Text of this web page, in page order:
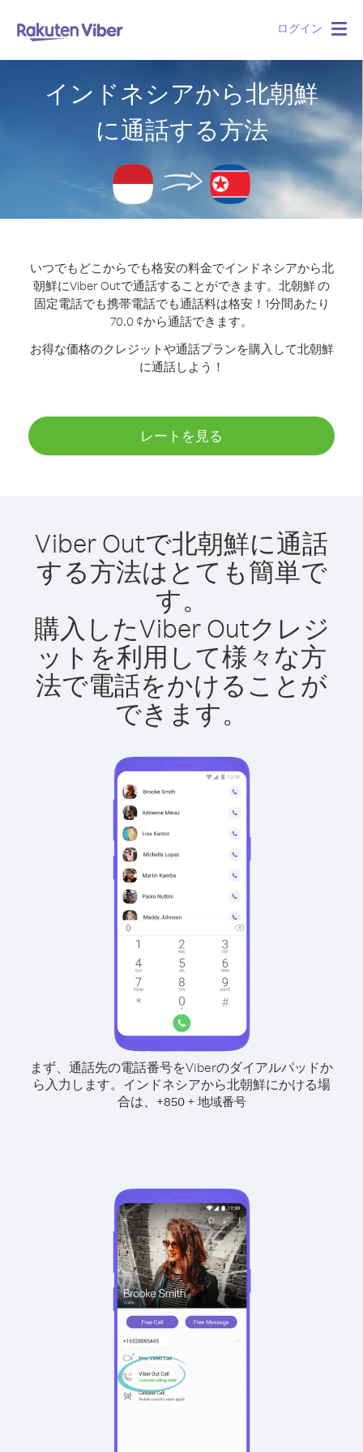
ログイン
インドネシアから北朝鮮
に通話する方法
いつでもどこからでも格安の料金でインドネシアから北
朝鮮にViber Outで通話することができます。 北朝鮮 の
固定電話でも携帯電話でも通話料は格安！1分間あたり
70.0 ¢から通話できます。
お得な価格のクレジットや通話プランを購入して北朝鮮
に通話しよう！
レートを見る
Viber Outで北朝鮮に通話
する方法はとても簡単で
す。
購入したViber Outクレジ
ットを利用して様々な方
法で電話をかけることが
できます。
まず、通話先の電話番号をViberのダイアルパッドか
ら入力します。 インドネシアから北朝鮮にかける場
合は、
+850+ 地域番号